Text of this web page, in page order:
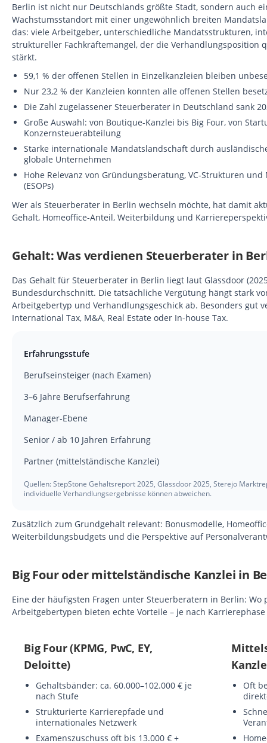
Berlin ist nicht nur Deutschlands größte Stadt, sondern auch
Wachstumsstandort mit einer ungewöhnlich breiten
das: viele Arbeitgeber, unterschiedliche Mandatsstrukturen,
struktureller Fachkräftemangel, der die Verhandlungsposition
stärkt.
59,1 % der offenen Stellen in Einzelkanzleien bleiben
Nur 23,2 % der Kanzleien konnten alle offenen Stellen
Die Zahl zugelassener Steuerberater in Deutschland sank
Große Auswahl: von Boutique-Kanzlei bis Big Four, von
Konzernsteuerabteilung
Starke internationale Mandatslandschaft durch
globale Unternehmen
Hohe Relevanz von Gründungsberatung, VC-Strukturen
(ESOPs)
Wer als Steuerberater in Berlin wechseln möchte, hat damit
Gehalt, Homeoffice-Anteil, Weiterbildung und
Gehalt: Was verdienen Steuerberater in
Das Gehalt für Steuerberater in Berlin liegt laut Glassdoor
Bundesdurchschnitt. Die tatsächliche Vergütung hängt stark
Arbeitgebertyp und Verhandlungsgeschick ab. Besonders gut
International Tax, M&A, Real Estate oder In-house Tax.
Erfahrungsstufe
Berufseinsteiger (nach Examen)
3–6 Jahre Berufserfahrung
Manager-Ebene
Senior / ab 10 Jahren Erfahrung
Partner (mittelständische Kanzlei)
Quellen: StepStone Gehaltsreport 2025, Glassdoor 2025, Sterejo
individuelle Verhandlungsergebnisse können abweichen.
Zusätzlich zum Grundgehalt relevant: Bonusmodelle,
Weiterbildungsbudgets und die Perspektive auf
Big Four oder mittelständische Kanzlei in
Eine der häufigsten Fragen unter Steuerberatern in Berlin: Wo
Arbeitgebertypen bieten echte Vorteile – je nach
Big Four (KPMG, PwC, EY,
Deloitte)
Gehaltsbänder: ca. 60.000–102.000 € je
nach Stufe
Strukturierte Karrierepfade und
internationales Netzwerk
Examenszuschuss oft bis 13.000 € +
Oft